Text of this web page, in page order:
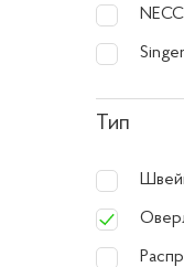
Singer
Тип